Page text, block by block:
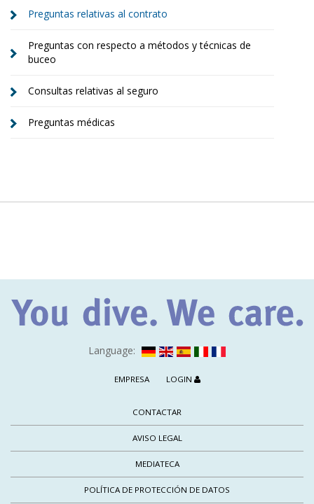
Preguntas relativas al contrato
Preguntas con respecto a métodos y técnicas de
buceo
Consultas relativas al seguro
Preguntas médicas
Language:
EMPRESA LOGIN
CONTACTAR
AVISO LEGAL
MEDIATECA
POLÍTICA DE PROTECCIÓN DE DATOS